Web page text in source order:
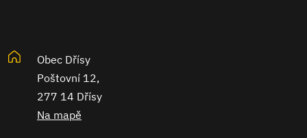
Obec Dřísy
Poštovní 12,
277 14 Dřísy
Na mapě